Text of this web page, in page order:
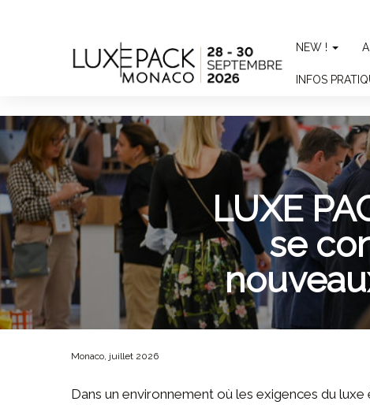
NEW !
INFOS
LUXE
se
Monaco, juillet 2026
Dans un environnement où les exigences du